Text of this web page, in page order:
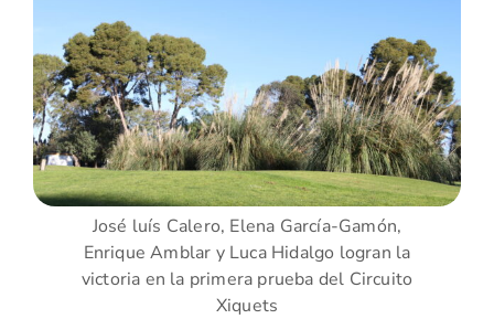
José luís Calero, Elena García-Gamón,
Enrique Amblar y Luca Hidalgo logran la
victoria en la primera prueba del Circuito
Xiquets